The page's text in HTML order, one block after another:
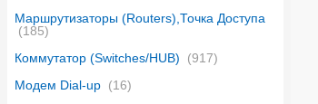
Маршрутизаторы (Routers),Точка Доступа
(185)
Коммутатор (Switches/HUB)
(917)
Модем Dial-up (16)